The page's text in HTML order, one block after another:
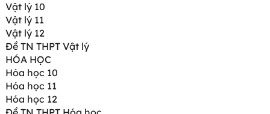
Vật lý 10
Vật lý 11
Vật lý 12
Đề TN THPT Vật lý
HÓA HỌC
Hóa học 10
Hóa học 11
Hóa học 12